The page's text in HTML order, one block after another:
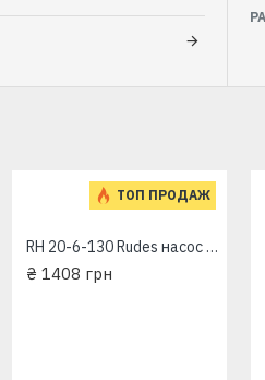
ТОП ПРОДАЖ
RH 20-6-130 Rudes насос циркуляционный
₴ 1408 грн